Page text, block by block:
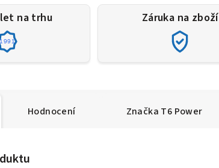
na trhu
1991
Záruka na zboží
Hodnocení Značka T6 Power